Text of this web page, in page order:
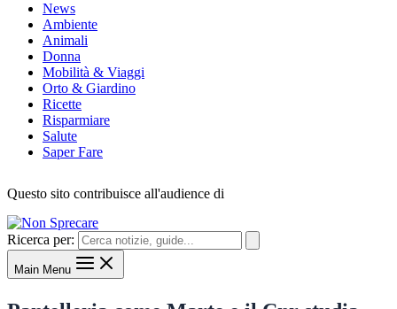
News
Ambiente
Animali
Donna
Mobilità & Viaggi
Orto & Giardino
Ricette
Risparmiare
Salute
Saper Fare
Questo sito contribuisce all'audience di
Ricerca per:
Main Menu